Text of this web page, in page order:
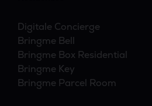
Digitale Concierge
Bringme Bell
Bringme Box Residential
Bringme Key
Bringme Parcel Room